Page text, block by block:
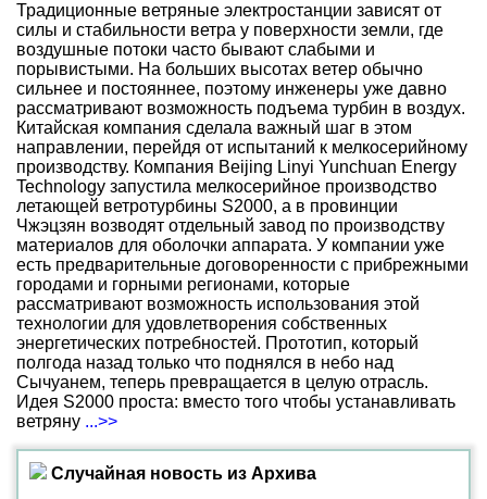
Традиционные ветряные электростанции зависят от
силы и стабильности ветра у поверхности земли, где
воздушные потоки часто бывают слабыми и
порывистыми. На больших высотах ветер обычно
сильнее и постояннее, поэтому инженеры уже давно
рассматривают возможность подъема турбин в воздух.
Китайская компания сделала важный шаг в этом
направлении, перейдя от испытаний к мелкосерийному
производству. Компания Beijing Linyi Yunchuan Energy
Technology запустила мелкосерийное производство
летающей ветротурбины S2000, а в провинции
Чжэцзян возводят отдельный завод по производству
материалов для оболочки аппарата. У компании уже
есть предварительные договоренности с прибрежными
городами и горными регионами, которые
рассматривают возможность использования этой
технологии для удовлетворения собственных
энергетических потребностей. Прототип, который
полгода назад только что поднялся в небо над
Сычуанем, теперь превращается в целую отрасль.
Идея S2000 проста: вместо того чтобы устанавливать
ветряну ...>>
Случайная новость из Архива